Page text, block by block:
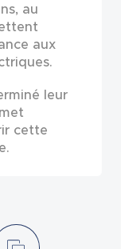
au
aux
leur
cette